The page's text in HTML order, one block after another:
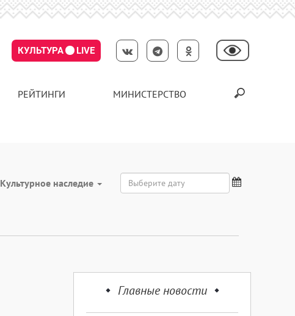
КУЛЬТУРА LIVE
РЕЙТИНГИ МИНИСТЕРСТВО
Культурное наследие
Главные новости